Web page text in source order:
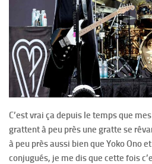
C’est vrai ça depuis le temps que
grattent à peu près une gratte se
à peu près aussi bien que Yoko Ono
conjugués, je me dis que cette fois